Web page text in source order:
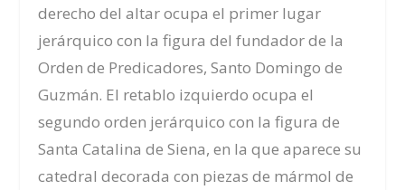
derecho del altar ocupa el primer lugar
jerárquico con la figura del fundador de la
Orden de Predicadores, Santo Domingo de
Guzmán. El retablo izquierdo ocupa el
segundo orden jerárquico con la figura de
Santa Catalina de Siena, en la que aparece su
catedral decorada con piezas de mármol de